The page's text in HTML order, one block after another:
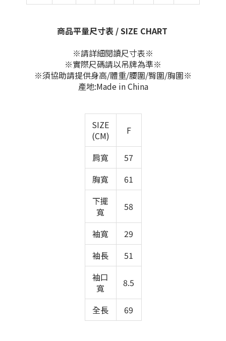
商品平量尺寸表 / SIZE CHART
※請詳細閱讀尺寸表※
※實際尺碼請以吊牌為準※
※須協助請提供身高/體重/腰圍/臀圍/胸圍※
產地:Made in China
SIZE
(CM)
F
肩寬
57
胸寬
61
下擺
寬
58
袖寬
29
袖長
51
袖口
寬
8.5
全長 69